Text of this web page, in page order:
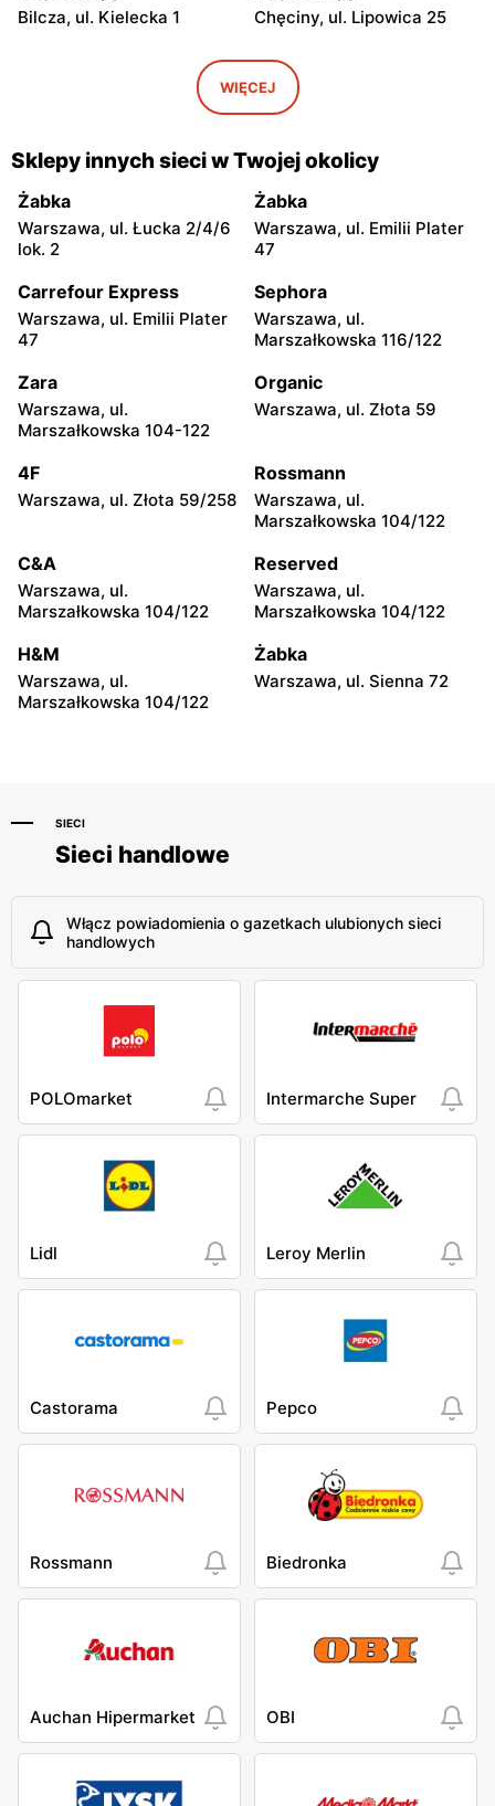
Bilcza, ul. Kielecka 1 Chęciny, ul. Lipowica 25
Iwaniska, ul. Ujazdowska 5
moje sklepy
Bogoria, ul. Rynek 30
Gorzyce, ul. Szkolna 44 Grębów, ul. Wydrza 180
moje sklepy
Jadachy, ul. Jadachy 111
moje sklepy
Jeżowe, ul. Zalesie 77
Kazimierza Wielka, ul.
Kolejowa 15
Kamień, ul. Błonie 23
Górki, ul. Górki 71
Gumniska, ul. Gumniska
157C
Iwierzyce, ul. Iwierzyce
152A
Tczew, ul. Franciszka Żwirki
61
Hyżne, ul. Hyżne 100 Jarosław, ul. Pełkińska 147
moje sklepy moje sklepy
WIĘCEJ
Sklepy innych sieci w Twojej okolicy
Żabka
Warszawa, ul. Łucka 2/4/6
lok. 2
Żabka
Warszawa, ul. Emilii Plater
47
Carrefour Express
Warszawa, ul. Emilii Plater
47
Sephora
Warszawa, ul.
Marszałkowska 116/122
Zara
Warszawa, ul.
Marszałkowska 104-122
Organic
Warszawa, ul. Złota 59
4F
Warszawa, ul. Złota 59/258
Rossmann
Warszawa, ul.
Marszałkowska 104/122
C&A
Warszawa, ul.
Marszałkowska 104/122
Reserved
Warszawa, ul.
Marszałkowska 104/122
H&M
Warszawa, ul.
Marszałkowska 104/122
Żabka
Warszawa, ul. Sienna 72
SIECI
Sieci handlowe
Włącz powiadomienia o gazetkach ulubionych sieci
handlowych
POLOmarket Intermarche Super
Lidl Leroy Merlin
Castorama Pepco
Rossmann Biedronka
Auchan Hipermarket OBI